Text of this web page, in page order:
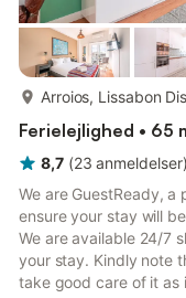
Arroios, Lissabon
Ferielejlighed • 65
8,7 (23 anmeldelser)
We are GuestReady,
ensure your stay will
We are available 24/7
your stay. Kindly note
take good care of it as